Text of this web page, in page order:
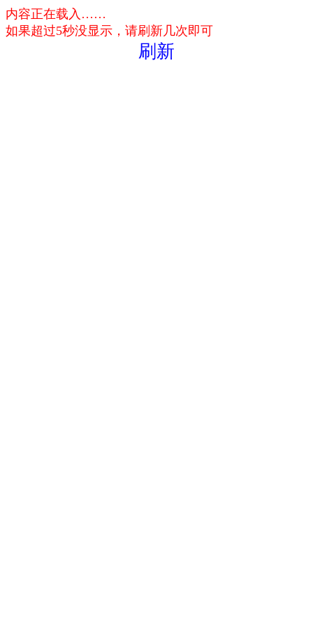
内容正在载入……
如果超过5秒没显示，请刷新几次即可
刷新